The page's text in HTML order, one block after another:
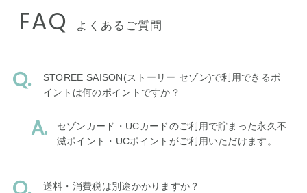
FAQ よくあるご質問
STOREE SAISON(ストーリー セゾン)で利用できるポ
イントは何のポイントですか？
セゾンカード・UCカードのご利用で貯まった永久不
滅ポイント・UCポイントがご利用いただけます。
送料・消費税は別途かかりますか？